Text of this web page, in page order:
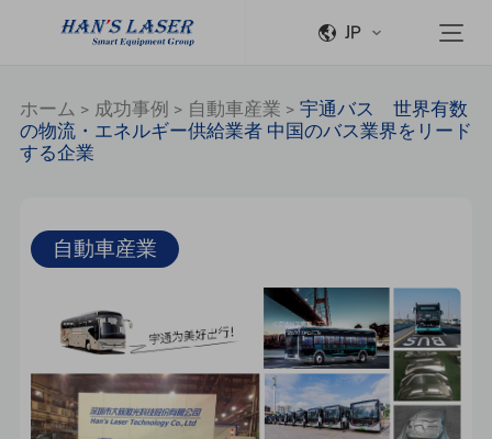
JP
ホーム > 成功事例 > 自動車産業 > 宇通バス 世界有数
の物流・エネルギー供給業者 中国のバス業界をリード
する企業
自動車産業